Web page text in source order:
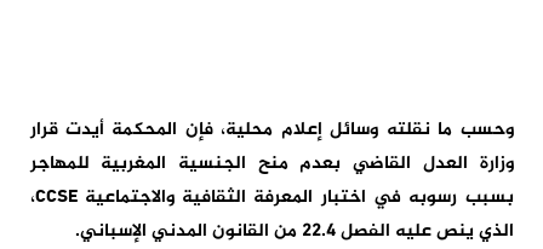
وحسب ما نقلته وسائل إعلام محلية، فإن المحكمة أيدت قرار
وزارة العدل القاضي بعدم منح الجنسية المغربية للمهاجر
بسبب رسوبه في اختبار المعرفة الثقافية والاجتماعية CCSE،
الذي ينص عليه الفصل 22.4 من القانون المدني الإسباني.